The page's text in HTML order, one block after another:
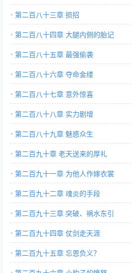
第二百八十三章 损招
第二百八十四章 大腿内侧的胎记
第二百八十五章 最强偷袭
第二百八十六章 夺命金缕
第二百八十七章 意外惊喜
第二百八十八章 实力剧增
第二百八十九章 魅惑众生
第二百九十章 老天送来的厚礼
第二百九十一章 为他人作嫁衣裳
第二百九十二章 魂炎的手段
第二百九十三章 突破、祸水东引
第二百九十四章 仗剑走天涯
第二百九十五章 忘恩负义？